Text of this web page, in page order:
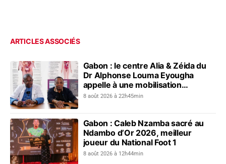
ARTICLES ASSOCIÉS
Gabon : le centre Alia & Zéida du
Dr Alphonse Louma Eyougha
appelle à une mobilisation
collective contre les addictions
8 août 2026 à 22h45min
Gabon : Caleb Nzamba sacré au
Ndambo d’Or 2026, meilleur
joueur du National Foot 1
8 août 2026 à 12h44min